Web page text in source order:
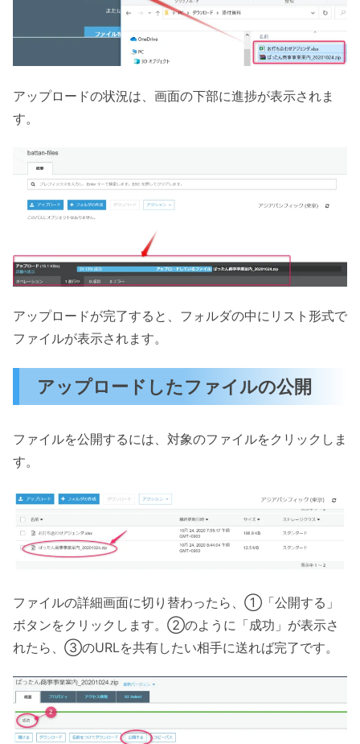
アップロードの状況は、画面の下部に進捗が表示されま
す。
アップロードが完了すると、フォルダの中にリスト形式で
ファイルが表示されます。
アップロードしたファイルの公開
ファイルを公開するには、対象のファイルをクリックしま
す。
ファイルの詳細画面に切り替わったら、①「公開する」
ボタンをクリックします。②のように「成功」が表示さ
れたら、③のURLを共有したい相手に送れば完了です。